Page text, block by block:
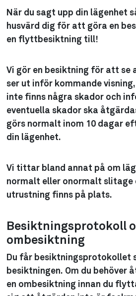
När du sagt upp din lägenhet
husvärd dig för att göra en
en flyttbesiktning till!
Vi gör en besiktning för att se
ser ut inför kommande
inte finns några skador och
eventuella skador ska
görs normalt inom 10 dagar
din lägenhet.
Vi tittar bland annat på om
normalt eller onormalt slitage
utrustning finns på plats.
Besiktningsprotokoll
ombesiktning
Du får
besiktningen. Om du behöver
en ombesiktning innan du